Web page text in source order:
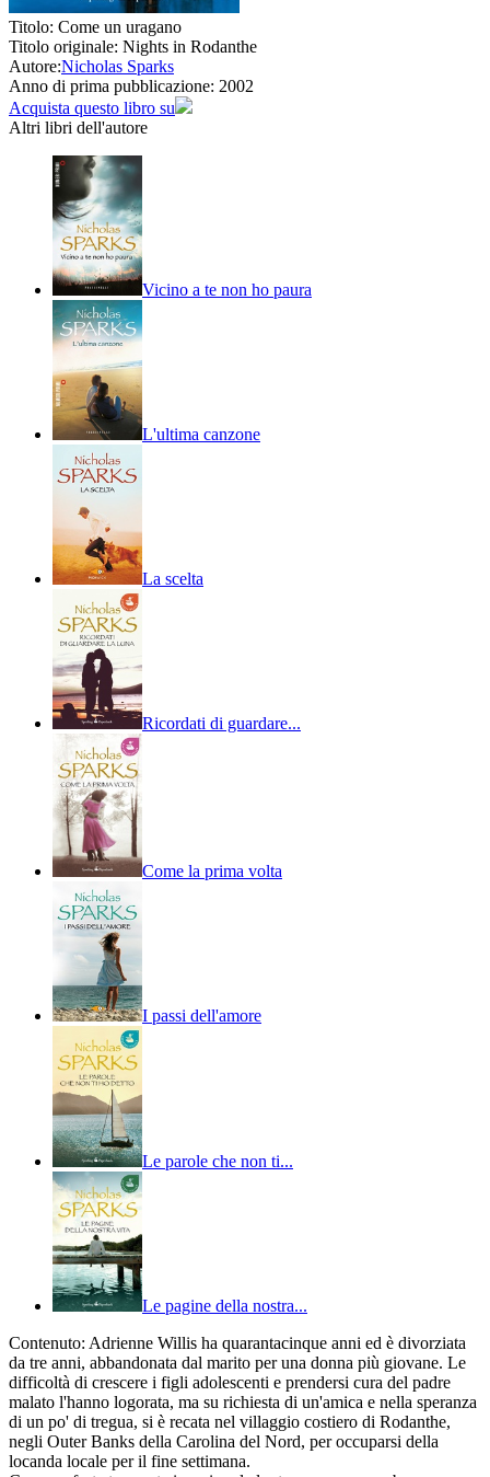
Titolo: Come un uragano
Titolo originale: Nights in Rodanthe
Autore:Nicholas Sparks
Anno di prima pubblicazione: 2002
Acquista questo libro su
Altri libri dell'autore
Vicino a te non ho paura
L'ultima canzone
La scelta
Ricordati di guardare...
Come la prima volta
I passi dell'amore
Le parole che non ti...
Le pagine della nostra...
Contenuto: Adrienne Willis ha quarantacinque anni ed è divorziata
da tre anni, abbandonata dal marito per una donna più giovane. Le
difficoltà di crescere i figli adolescenti e prendersi cura del padre
malato l'hanno logorata, ma su richiesta di un'amica e nella speranza
di un po' di tregua, si è recata nel villaggio costiero di Rodanthe,
negli Outer Banks della Carolina del Nord, per occuparsi della
locanda locale per il fine settimana.